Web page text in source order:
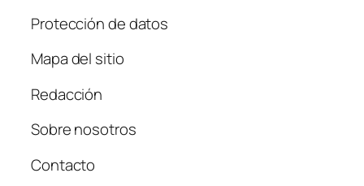
Protección de datos
Mapa del sitio
Redacción
Sobre nosotros
Contacto